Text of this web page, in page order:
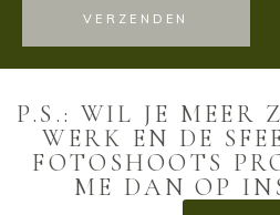
VERZENDEN
P.S.: WIL JE MEER
WERK EN DE
FOTOSHOOTS
ME DAN OP